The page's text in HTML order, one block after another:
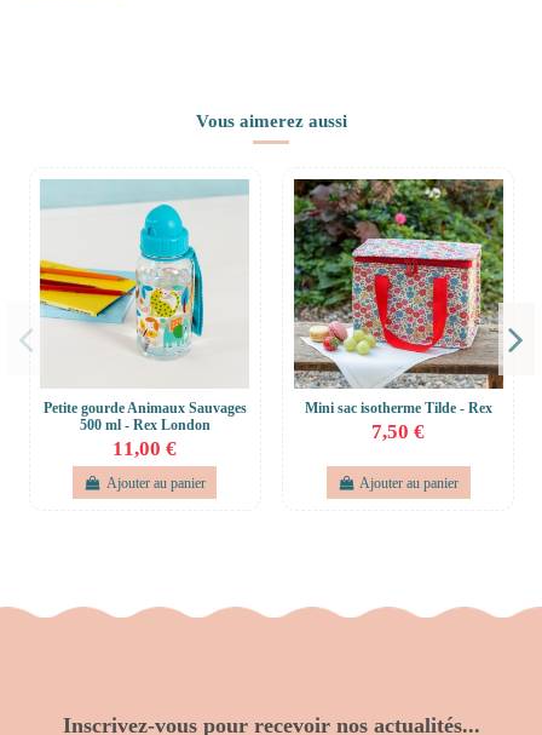
Vous aimerez aussi
Petite gourde Animaux Sauvages
500 ml - Rex London
11,00 €
Ajouter au panier
Mini sac isotherme Tilde - Rex
7,50 €
Ajouter au panier
Inscrivez-vous pour recevoir nos actualités...